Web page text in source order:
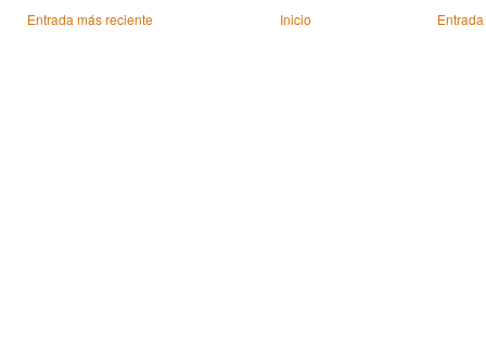
Entrada más reciente Inicio